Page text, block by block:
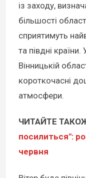
із заходу,
більшості
сприятимуть
та півдні країни.
Вінницькій
короткочасні
атмосфери.
ЧИТАЙТЕ
посилиться":
червня